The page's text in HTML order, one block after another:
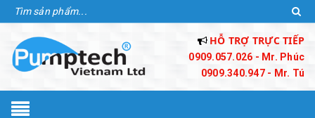
HỖ TRỢ TRỰC TIẾP
0909.057.026 - Mr. Phúc
0909.340.947 - Mr. Tú